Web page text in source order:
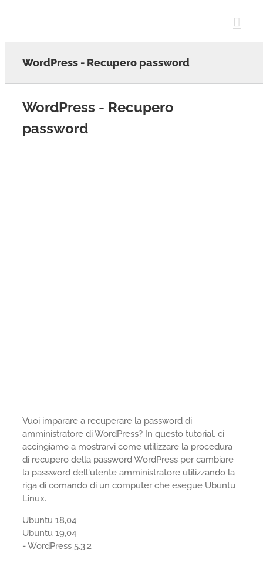
WordPress - Recupero password
WordPress - Recupero
password
Vuoi imparare a recuperare la password di
amministratore di WordPress? In questo tutorial, ci
accingiamo a mostrarvi come utilizzare la procedura
di recupero della password WordPress per cambiare
la password dell'utente amministratore utilizzando la
riga di comando di un computer che esegue Ubuntu
Linux.
Ubuntu 18,04
Ubuntu 19,04
- WordPress 5.3.2